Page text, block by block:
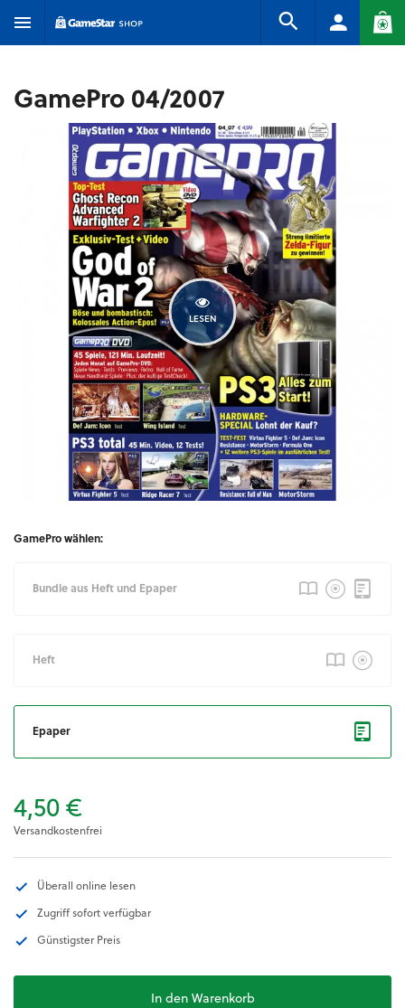
GamePro 04/2007
LESEN
GamePro wählen:
Bundle aus Heft und Epaper
Heft
Epaper
4,50 €
Versandkostenfrei
Überall online lesen
Zugriff sofort verfügbar
Günstigster Preis
In den Warenkorb